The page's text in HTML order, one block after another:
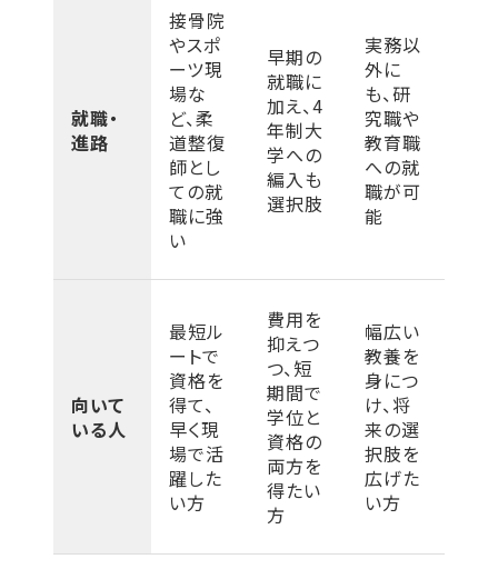
就職・
進路
接骨院
やスポ
ーツ現
場な
ど、柔
道整復
師とし
ての就
職に強
い
早期の
就職に
加え、4
年制大
学への
編入も
選択肢
実務以
外に
も、研
究職や
教育職
への就
職が可
能
向いて
いる人
最短ル
ートで
資格を
得て、
早く現
場で活
躍した
い方
費用を
抑えつ
つ、短
期間で
学位と
資格の
両方を
得たい
方
幅広い
教養を
身につ
け、将
来の選
択肢を
広げた
い方